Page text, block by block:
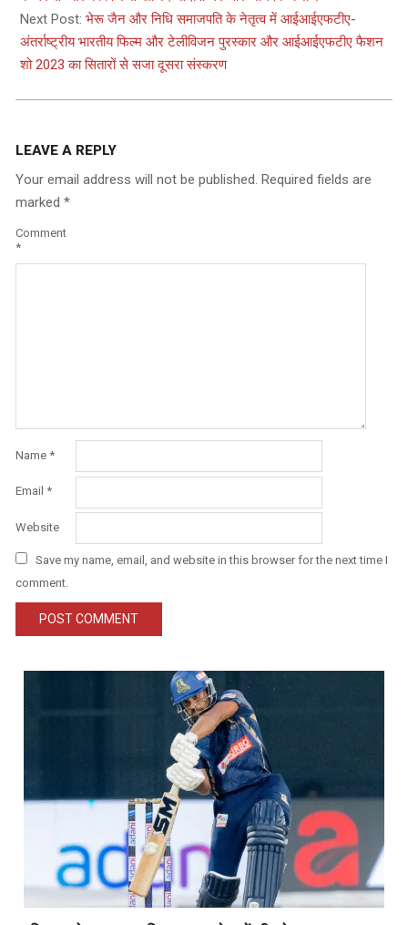
Next Post: भेरू जैन और निधि समाजपति के नेतृत्व में आईआईएफटीए-
अंतर्राष्ट्रीय भारतीय फिल्म और टेलीविजन पुरस्कार और आईआईएफटीए फैशन
शो 2023 का सितारों से सजा दूसरा संस्करण
LEAVE A REPLY
Your email address will not be published. Required fields are
marked *
Comment
*
Name *
Email *
Website
Save my name, email, and website in this browser for the next time I
comment.